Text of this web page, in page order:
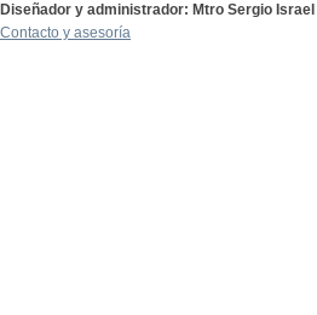
Diseñador y administrador: Mtro Sergio
Contacto y asesoría